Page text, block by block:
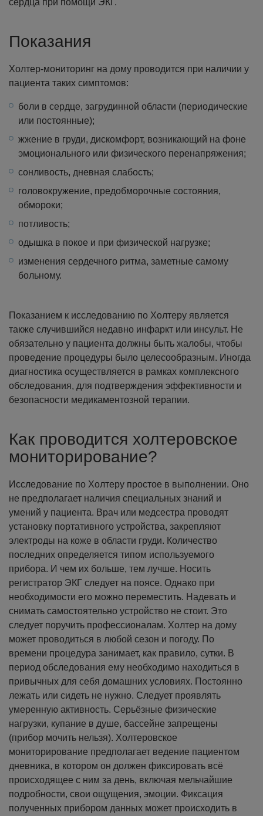
Показания
Холтер-мониторинг на дому проводится при наличии у
пациента таких симптомов:
боли в сердце, загрудинной области (периодические
или постоянные);
жжение в груди, дискомфорт, возникающий на фоне
эмоционального или физического перенапряжения;
сонливость, дневная слабость;
головокружение, предобморочные состояния,
обмороки;
потливость;
одышка в покое и при физической нагрузке;
изменения сердечного ритма, заметные самому
больному.
Показанием к исследованию по Холтеру является
также случившийся недавно инфаркт или инсульт. Не
обязательно у пациента должны быть жалобы, чтобы
проведение процедуры было целесообразным. Иногда
диагностика осуществляется в рамках комплексного
обследования, для подтверждения эффективности и
безопасности медикаментозной терапии.
Как проводится холтеровское
мониторирование?
Исследование по Холтеру простое в выполнении. Оно
не предполагает наличия специальных знаний и
умений у пациента. Врач или медсестра проводят
установку портативного устройства, закрепляют
электроды на коже в области груди. Количество
последних определяется типом используемого
прибора. И чем их больше, тем лучше. Носить
регистратор ЭКГ следует на поясе. Однако при
необходимости его можно переместить. Надевать и
снимать самостоятельно устройство не стоит. Это
следует поручить профессионалам. Холтер на дому
может проводиться в любой сезон и погоду. По
времени процедура занимает, как правило, сутки. В
период обследования ему необходимо находиться в
привычных для себя домашних условиях. Постоянно
лежать или сидеть не нужно. Следует проявлять
умеренную активность. Серьёзные физические
нагрузки, купание в душе, бассейне запрещены
(прибор мочить нельзя). Холтеровское
мониторирование предполагает ведение пациентом
дневника, в котором он должен фиксировать всё
происходящее с ним за день, включая мельчайшие
подробности, свои ощущения, эмоции. Фиксация
полученных прибором данных может происходить в